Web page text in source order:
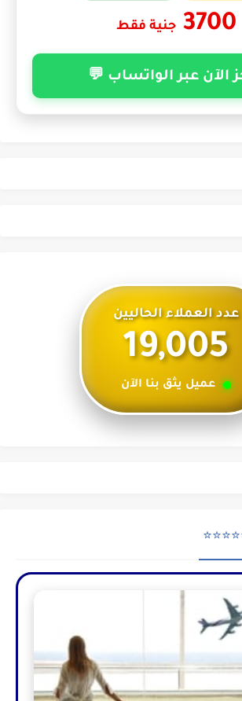
3700 جنية فقط
الآن عبر الواتساب 💬
عدد العملاء الحاليين
19,005
عميل يثق بنا الآن